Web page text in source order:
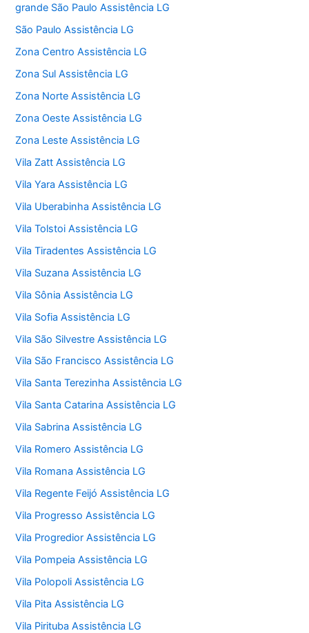
grande São Paulo Assistência LG
São Paulo Assistência LG
Zona Centro Assistência LG
Zona Sul Assistência LG
Zona Norte Assistência LG
Zona Oeste Assistência LG
Zona Leste Assistência LG
Vila Zatt Assistência LG
Vila Yara Assistência LG
Vila Uberabinha Assistência LG
Vila Tolstoi Assistência LG
Vila Tiradentes Assistência LG
Vila Suzana Assistência LG
Vila Sônia Assistência LG
Vila Sofia Assistência LG
Vila São Silvestre Assistência LG
Vila São Francisco Assistência LG
Vila Santa Terezinha Assistência LG
Vila Santa Catarina Assistência LG
Vila Sabrina Assistência LG
Vila Romero Assistência LG
Vila Romana Assistência LG
Vila Regente Feijó Assistência LG
Vila Progresso Assistência LG
Vila Progredior Assistência LG
Vila Pompeia Assistência LG
Vila Polopoli Assistência LG
Vila Pita Assistência LG
Vila Pirituba Assistência LG